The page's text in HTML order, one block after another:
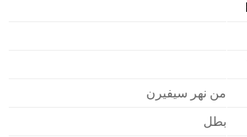
من نهر سيفيرن
بطل